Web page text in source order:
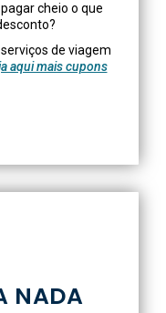
cheio o que
de viagem
aqui mais cupons
NADA